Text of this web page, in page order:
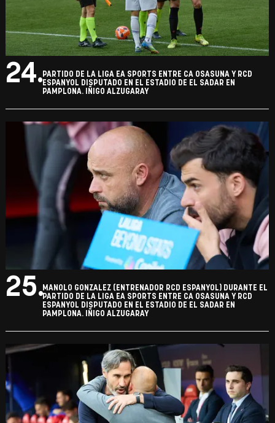
24.PARTIDO DE LA LIGA EA SPORTS ENTRE CA OSASUNA Y RCD
ESPANYOL DISPUTADO EN EL ESTADIO DE EL SADAR EN
PAMPLONA. IÑIGO ALZUGARAY
25.MANOLO GONZALEZ (ENTRENADOR RCD ESPANYOL) DURANTE EL
PARTIDO DE LA LIGA EA SPORTS ENTRE CA OSASUNA Y RCD
ESPANYOL DISPUTADO EN EL ESTADIO DE EL SADAR EN
PAMPLONA. IÑIGO ALZUGARAY